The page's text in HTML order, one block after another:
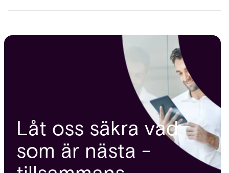
Låt oss säkra vad
som är nästa -